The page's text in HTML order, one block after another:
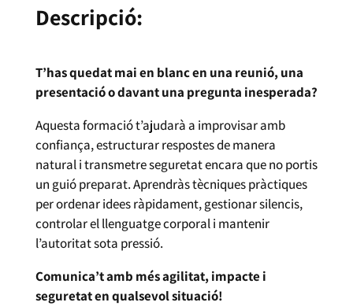
Descripció:
T’has quedat mai en blanc en una reunió, una
presentació o davant una pregunta inesperada?
Aquesta formació t’ajudarà a improvisar amb
confiança, estructurar respostes de manera
natural i transmetre seguretat encara que no portis
un guió preparat. Aprendràs tècniques pràctiques
per ordenar idees ràpidament, gestionar silencis,
controlar el llenguatge corporal i mantenir
l’autoritat sota pressió.
Comunica’t amb més agilitat, impacte i
seguretat en qualsevol situació!